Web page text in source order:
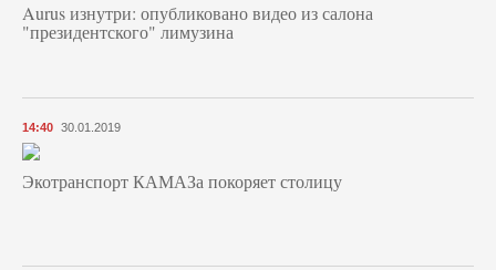
Aurus изнутри: опубликовано видео из салона
"президентского" лимузина
14:40 30.01.2019
Экотранспорт КАМАЗа покоряет столицу